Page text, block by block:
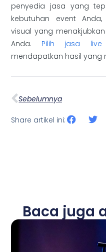
penyedia jasa yang
kebutuhan event
visual yang
Anda. Pilih jasa live
mendapatkan hasil yang
Sebelumnya
Share artikel ini:
Baca juga